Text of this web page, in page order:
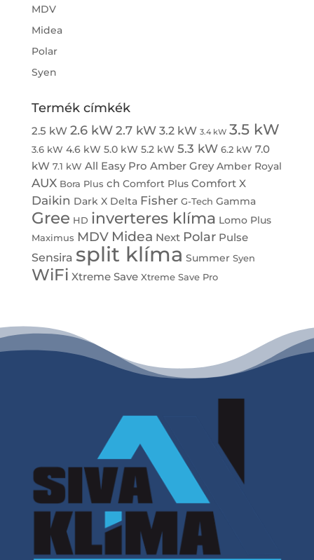
MDV
Midea
Polar
Syen
Termék címkék
2.5 kW 2.6 kW 2.7 kW 3.2 kW 3.4 kW 3.5 kW
3.6 kW 4.6 kW 5.0 kW 5.2 kW 5.3 kW 6.2 kW 7.0
kW 7.1 kW All Easy Pro Amber Grey Amber Royal
AUX Bora Plus ch Comfort Plus Comfort X
Daikin Dark X Delta Fisher G-Tech Gamma
Gree HD inverteres klíma Lomo Plus
Maximus MDV Midea Next Polar Pulse
Sensira split klíma Summer Syen
WiFi Xtreme Save Xtreme Save Pro